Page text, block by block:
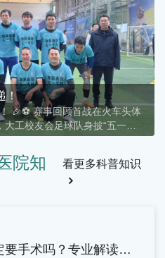
！
🎉⚽ 赛事回顾首战在火车头体
工校友会足球队身披“五一静
傲人战绩，稳居A组第二！🏆 战
• ✅ 胜 × 4• ⚖️ 平 × 1• ❌ 负 ×
院知
看更多科普知识
手术吗？专业解读治